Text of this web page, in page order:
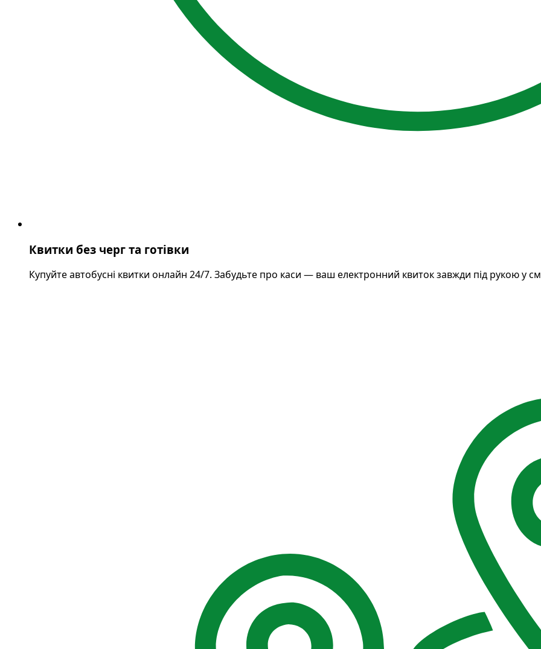
Квитки без черг та готівки
Купуйте автобусні квитки онлайн 24/7. Забудьте про каси — ваш електронний квиток завжди під рукою у